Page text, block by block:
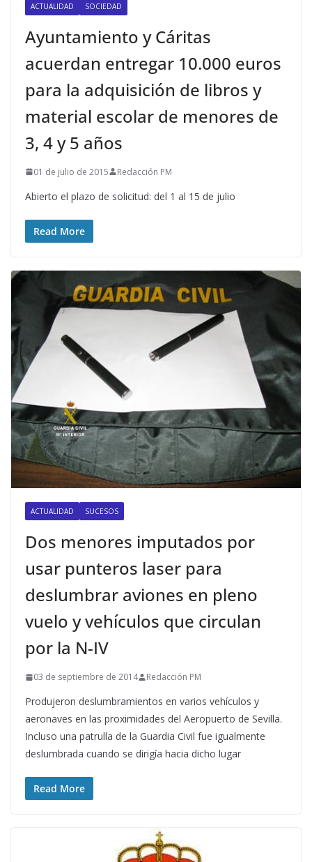
ACTUALIDAD SOCIEDAD
Ayuntamiento y Cáritas
acuerdan entregar 10.000 euros
para la adquisición de libros y
material escolar de menores de
3, 4 y 5 años
01 de julio de 2015 Redacción PM
Abierto el plazo de solicitud: del 1 al 15 de julio
Read More
ACTUALIDAD SUCESOS
Dos menores imputados por
usar punteros laser para
deslumbrar aviones en pleno
vuelo y vehículos que circulan
por la N-IV
03 de septiembre de 2014 Redacción PM
Produjeron deslumbramientos en varios vehículos y
aeronaves en las proximidades del Aeropuerto de Sevilla.
Incluso una patrulla de la Guardia Civil fue igualmente
deslumbrada cuando se dirigía hacia dicho lugar
Read More